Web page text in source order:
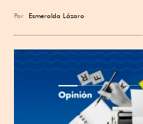
Por Esmeralda Lázaro